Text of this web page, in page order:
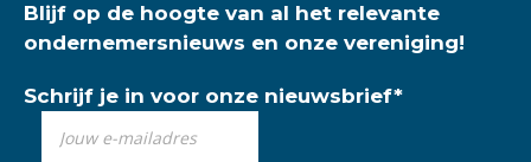
Blijf op de hoogte van al het relevante
ondernemersnieuws en onze vereniging!
Schrijf je in voor onze nieuwsbrief*